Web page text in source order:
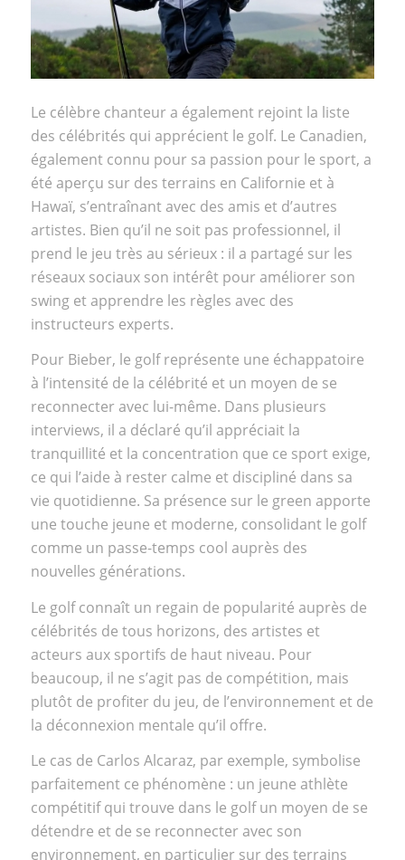
Le célèbre chanteur a également rejoint la liste
des célébrités qui apprécient le golf. Le Canadien,
également connu pour sa passion pour le sport, a
été aperçu sur des terrains en Californie et à
Hawaï, s’entraînant avec des amis et d’autres
artistes. Bien qu’il ne soit pas professionnel, il
prend le jeu très au sérieux : il a partagé sur les
réseaux sociaux son intérêt pour améliorer son
swing et apprendre les règles avec des
instructeurs experts.
Pour Bieber, le golf représente une échappatoire
à l’intensité de la célébrité et un moyen de se
reconnecter avec lui-même. Dans plusieurs
interviews, il a déclaré qu’il appréciait la
tranquillité et la concentration que ce sport exige,
ce qui l’aide à rester calme et discipliné dans sa
vie quotidienne. Sa présence sur le green apporte
une touche jeune et moderne, consolidant le golf
comme un passe-temps cool auprès des
nouvelles générations.
Le golf connaît un regain de popularité auprès de
célébrités de tous horizons, des artistes et
acteurs aux sportifs de haut niveau. Pour
beaucoup, il ne s’agit pas de compétition, mais
plutôt de profiter du jeu, de l’environnement et de
la déconnexion mentale qu’il offre.
Le cas de Carlos Alcaraz, par exemple, symbolise
parfaitement ce phénomène : un jeune athlète
compétitif qui trouve dans le golf un moyen de se
détendre et de se reconnecter avec son
environnement, en particulier sur des terrains